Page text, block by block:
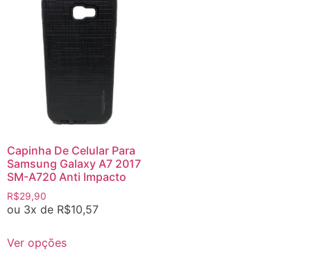
Capinha De Celular Para
Samsung Galaxy A7 2017
SM-A720 Anti Impacto
R$29,90
ou 3x de R$10,57
Ver opções